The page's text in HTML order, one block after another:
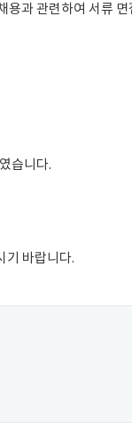
과 관련하여 서류
습니다.
기 바랍니다.